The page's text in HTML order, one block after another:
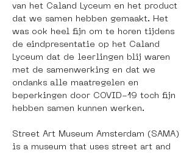
van het Caland Lyceum en het product
dat we samen hebben gemaakt. Het
was ook heel fijn om te horen tijdens
de eindpresentatie op het Caland
Lyceum dat de leerlingen blij waren
met de samenwerking en dat we
ondanks alle maatregelen en
beperkingen door COVID-19 toch fijn
hebben samen kunnen werken.
Street Art Museum Amsterdam (SAMA)
is a museum that uses street art and